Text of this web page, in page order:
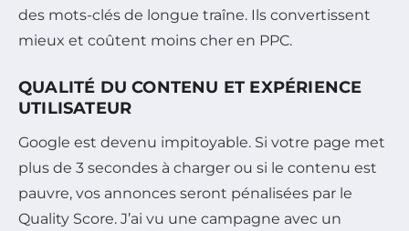
des mots-clés de longue traîne. Ils convertissent
mieux et coûtent moins cher en PPC.
QUALITÉ DU CONTENU ET EXPÉRIENCE
UTILISATEUR
Google est devenu impitoyable. Si votre page met
plus de 3 secondes à charger ou si le contenu est
pauvre, vos annonces seront pénalisées par le
Quality Score. J’ai vu une campagne avec un